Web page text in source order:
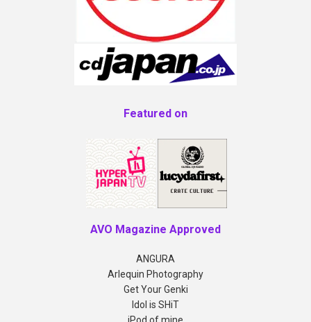
Featured on
AVO Magazine Approved
ANGURA
Arlequin Photography
Get Your Genki
Idol is SHiT